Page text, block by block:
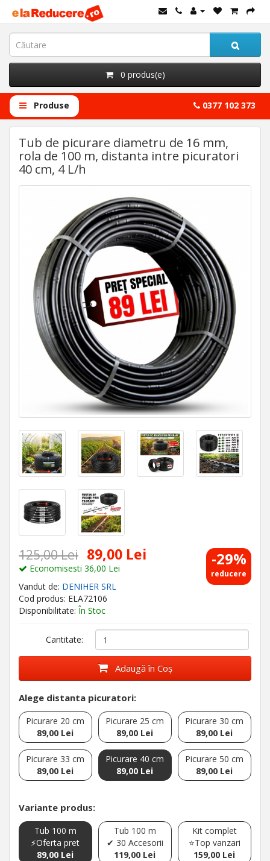
0 produs(e)
Produse 0377 102 373
Tub de picurare diametru de 16 mm,
rola de 100 m, distanta intre picuratori
40 cm, 4 L/h
-29%
reducere
125,00 Lei 89,00 Lei
Economisesti 36,00 Lei
Vandut de: DENIHER SRL
Cod produs: ELA72106
Disponibilitate: În Stoc
Cantitate:
Adaugă în Coş
Alege distanta picuratori:
Picurare 20 cm
89,00 Lei
Picurare 25 cm
89,00 Lei
Picurare 30 cm
89,00 Lei
Picurare 33 cm
89,00 Lei
Picurare 40 cm
89,00 Lei
Picurare 50 cm
89,00 Lei
Variante produs:
Tub 100 m
⚡Oferta pret
89,00 Lei
Tub 100 m
✔ 30 Accesorii
119,00 Lei
Kit complet
⭐Top vanzari
159,00 Lei